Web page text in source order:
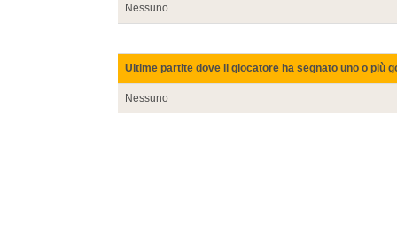
Nessuno
Ultime partite dove il giocatore ha segnato uno o più
Nessuno